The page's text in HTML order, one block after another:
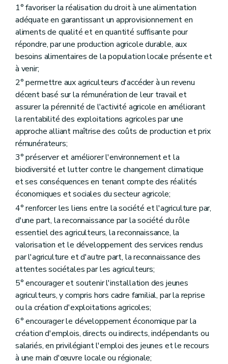
Section 5 Les traitements de données à caractère personnel de l'Agence wallonne pour la Promotion d'une Agriculture de qualité
Art. D59
Art. D60
Section5bis
Les traitements de données à caractère personnel de la commission communale de constat des dégâts
Art.D60/1
Section 6 Les documents et les demandes introduites par voie électronique
Art. D63
Titre III Dispositions relatives à la participation des acteurs, au suivi et à la coordination des politiques agricoles
Chapitre I
Pôle « Ruralité » , section « Agriculture, Agroalimentaire et Alimentation »
Art. D64
Art. D65
Art. D66
Art. D67
Chapitre II
Participation des agriculteurs
Section 1re
Associations agricoles wallonnes
Art. D68
Art. D69
Section 2 Collège des producteurs
Art. D70
Art. D71
Art. D72
Art. D73
Art. D74
Art. D75
Section 3 Support opérationnel au collège des producteurs
Art. D76
Art. D77
Art. D78
Art. D79
Chapitre III Cellule de prospective et de veille scientifique
Art. 80
Art. 81
Chapitre IV Comité stratégique de l'agriculture
Art. D82
Art. D83
1° favoriser la réalisation du droit à une alimentation
adéquate en garantissant un approvisionnement en
aliments de qualité et en quantité suffisante pour
répondre, par une production agricole durable, aux
besoins alimentaires de la population locale présente et
à venir;
2° permettre aux agriculteurs d'accéder à un revenu
décent basé sur la rémunération de leur travail et
assurer la pérennité de l'activité agricole en améliorant
la rentabilité des exploitations agricoles par une
approche alliant maîtrise des coûts de production et prix
rémunérateurs;
3° préserver et améliorer l'environnement et la
biodiversité et lutter contre le changement climatique
et ses conséquences en tenant compte des réalités
économiques et sociales du secteur agricole;
4° renforcer les liens entre la société et l'agriculture par,
d'une part, la reconnaissance par la société du rôle
essentiel des agriculteurs, la reconnaissance, la
valorisation et le développement des services rendus
par l'agriculture et d'autre part, la reconnaissance des
attentes sociétales par les agriculteurs;
5° encourager et soutenir l'installation des jeunes
agriculteurs, y compris hors cadre familial, par la reprise
ou la création d'exploitations agricoles;
6° encourager le développement économique par la
création d'emplois, directs ou indirects, indépendants ou
salariés, en privilégiant l'emploi des jeunes et le recours
à une main d'œuvre locale ou régionale;